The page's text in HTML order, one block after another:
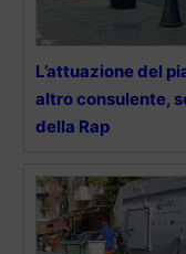
L’attuazione del
altro consulente,
della Rap